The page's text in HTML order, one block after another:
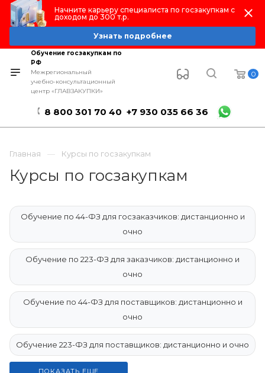
Начните карьеру специалиста по госзакупкам с
доходом до 300 т.р.
Узнать подробнее
Обучение госзакупкам по
РФ
Межрегиональный
учебно-консультационный
центр «ГЛАВЗАКУПКИ»
0
8 800 301 70 40 +7 930 035 66 36
Главная Курсы по госзакупкам
Курсы по госзакупкам
Обучение по 44-ФЗ для госзаказчиков: дистанционно и
очно
Обучение по 223-ФЗ для заказчиков: дистанционно и
очно
Обучение по 44-ФЗ для поставщиков: дистанционно и
очно
Обучение 223-ФЗ для поставщиков: дистанционно и очно
ПОКАЗАТЬ ЕЩЕ